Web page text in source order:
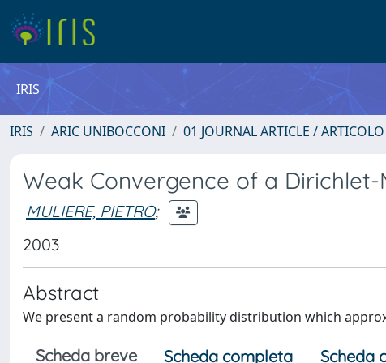
IRIS
IRIS ARIC UNIBOCCONI 01 JOURNAL ARTICLE /
Weak Convergence of a
MULIERE, PIETRO;
2003
Abstract
We present a random probability distribution which
Scheda breve Scheda completa Scheda